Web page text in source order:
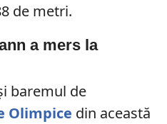
de metri.
a mers la
baremul de
Olimpice din această